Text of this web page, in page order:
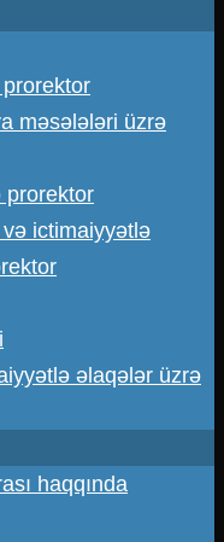
məsələləri üzrə
prorektor
ictimaiyyətlə
əlaqələr üzrə
haqqında